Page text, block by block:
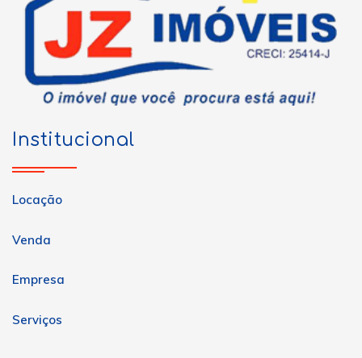
Institucional
Locação
Venda
Empresa
Serviços